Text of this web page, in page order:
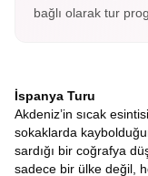
bağlı olarak tur
İspanya Turu
Akdeniz’in sıcak
sokaklarda
sardığı bir coğrafya
sadece bir ülke değil,